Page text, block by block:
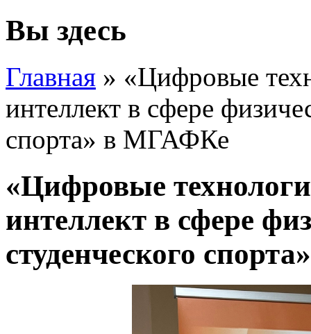
Вы здесь
Главная » «Цифровые
интеллект в сфере
спорта» в МГАФКе
«Цифровые
интеллект в сфере
студенческого